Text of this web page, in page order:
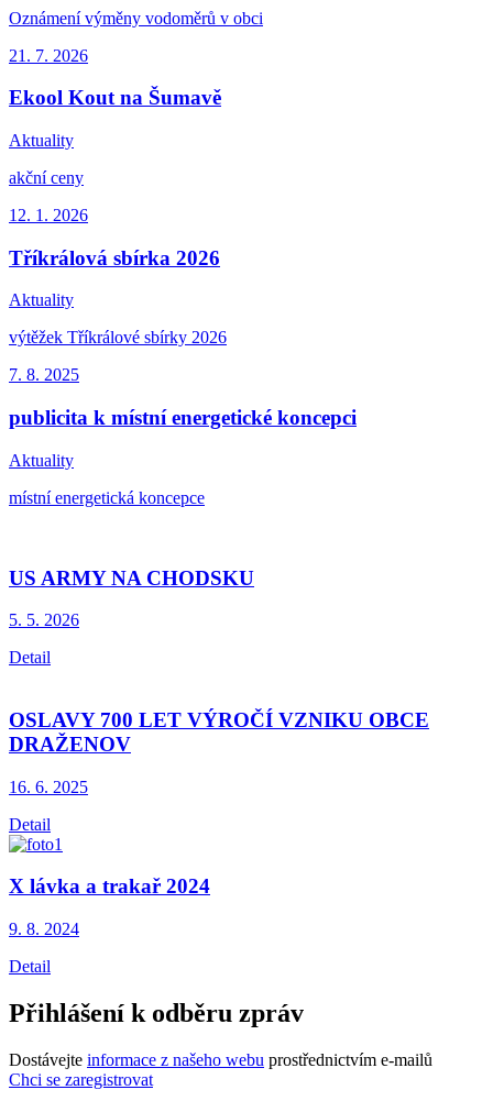
Oznámení výměny vodoměrů v obci
21. 7. 2026
Ekool Kout na Šumavě
Aktuality
akční ceny
12. 1. 2026
Tříkrálová sbírka 2026
Aktuality
výtěžek Tříkrálové sbírky 2026
7. 8. 2025
publicita k místní energetické koncepci
Aktuality
místní energetická koncepce
US ARMY NA CHODSKU
5. 5. 2026
Detail
OSLAVY 700 LET VÝROČÍ VZNIKU OBCE
DRAŽENOV
16. 6. 2025
Detail
X lávka a trakař 2024
9. 8. 2024
Detail
Přihlášení k odběru zpráv
Dostávejte informace z našeho webu prostřednictvím e-mailů
Chci se zaregistrovat